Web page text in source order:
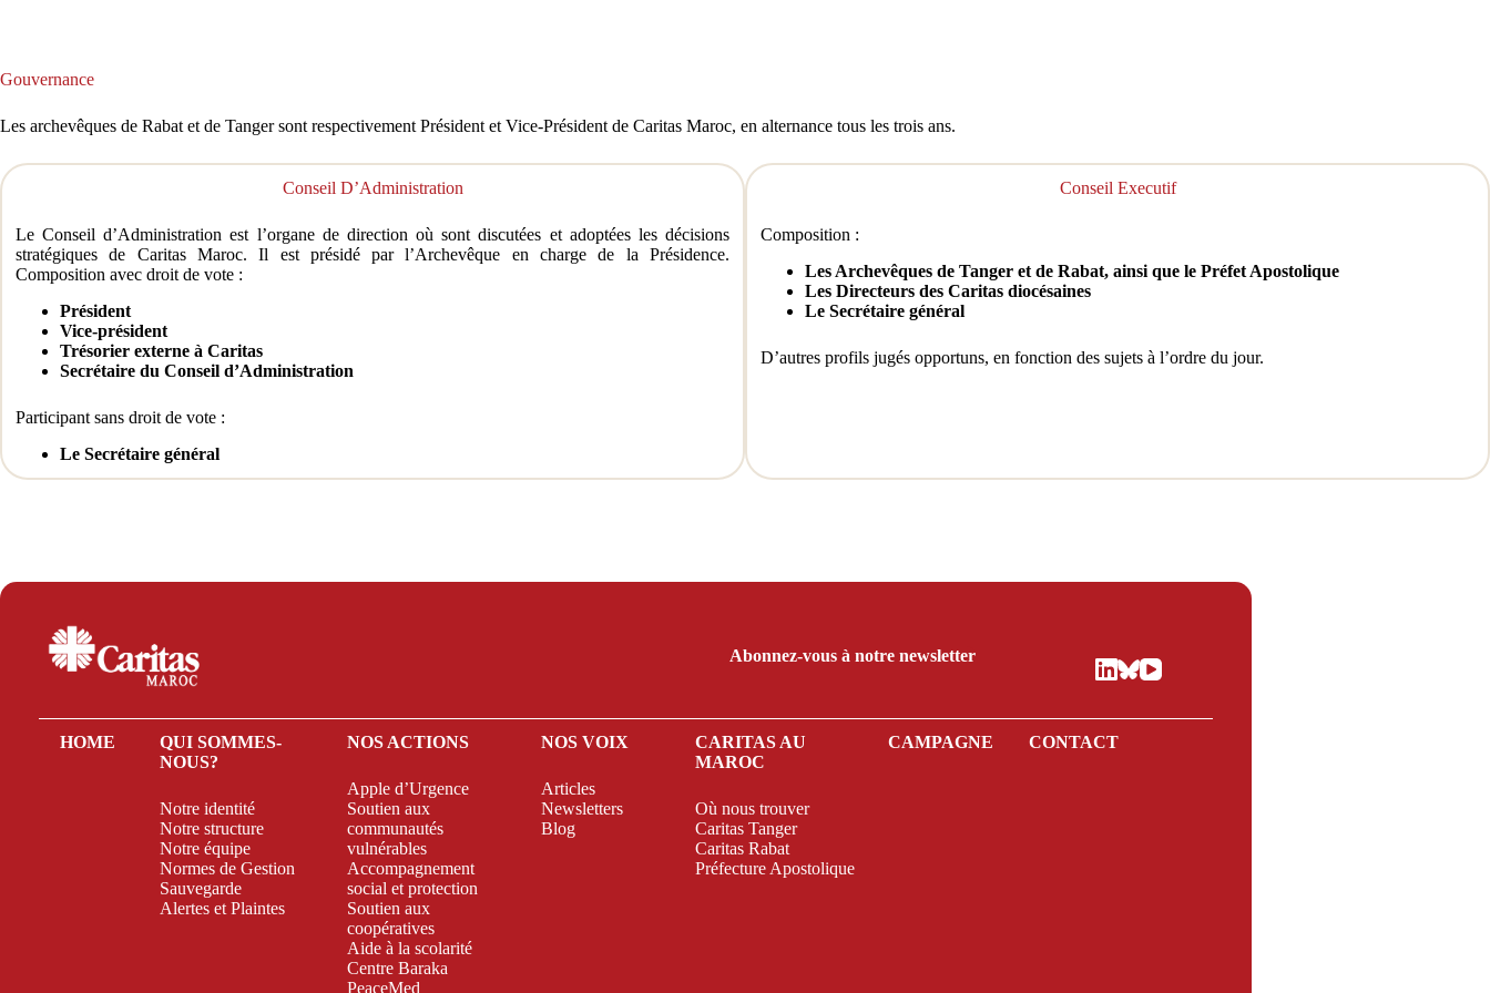
Gouvernance
Les archevêques de Rabat et de Tanger sont respectivement Président et Vice-Président de Caritas Maroc, en alternance tous les trois ans.
Conseil D’Administration
Le Conseil d’Administration est l’organe de direction où sont discutées et adoptées les décisions
stratégiques de Caritas Maroc. Il est présidé par l’Archevêque en charge de la Présidence.
Composition avec droit de vote :
Président
Vice-président
Trésorier externe à Caritas
Secrétaire du Conseil d’Administration
Participant sans droit de vote :
Le Secrétaire général
Conseil Executif
Composition :
Les Archevêques de Tanger et de Rabat, ainsi que le Préfet Apostolique
Les Directeurs des Caritas diocésaines
Le Secrétaire général
D’autres profils jugés opportuns, en fonction des sujets à l’ordre du jour.
Abonnez-vous à notre newsletter
HOME
QUI SOMMES-
NOUS?
Notre identité
Notre structure
Notre équipe
Normes de Gestion
Sauvegarde
Alertes et Plaintes
NOS ACTIONS
Apple d’Urgence
Soutien aux
communautés
vulnérables
Accompagnement
social et protection
Soutien aux
coopératives
Aide à la scolarité
Centre Baraka
PeaceMed
NOS VOIX
Articles
Newsletters
Blog
CARITAS AU
MAROC
Où nous trouver
Caritas Tanger
Caritas Rabat
Préfecture Apostolique
CAMPAGNE CONTACT